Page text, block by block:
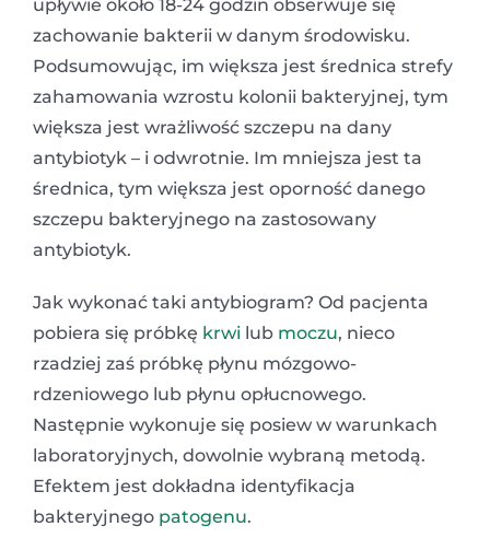
upływie około 18-24 godzin obserwuje się
zachowanie bakterii w danym środowisku.
Podsumowując, im większa jest średnica strefy
zahamowania wzrostu kolonii bakteryjnej, tym
większa jest wrażliwość szczepu na dany
antybiotyk – i odwrotnie. Im mniejsza jest ta
średnica, tym większa jest oporność danego
szczepu bakteryjnego na zastosowany
antybiotyk.
Jak wykonać taki antybiogram? Od pacjenta
pobiera się próbkę krwi lub moczu, nieco
rzadziej zaś próbkę płynu mózgowo-
rdzeniowego lub płynu opłucnowego.
Następnie wykonuje się posiew w warunkach
laboratoryjnych, dowolnie wybraną metodą.
Efektem jest dokładna identyfikacja
bakteryjnego patogenu.